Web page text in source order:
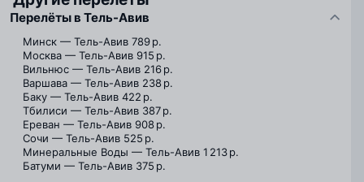
Перелёты в Тель-Авив
Минск — Тель-Авив 789 р.
Москва — Тель-Авив 915 р.
Вильнюс — Тель-Авив 216 р.
Варшава — Тель-Авив 238 р.
Баку — Тель-Авив 422 р.
Тбилиси — Тель-Авив 387 р.
Ереван — Тель-Авив 908 р.
Сочи — Тель-Авив 525 р.
Минеральные Воды — Тель-Авив 1 213 р.
Батуми — Тель-Авив 375 р.